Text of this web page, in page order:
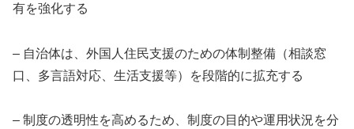
有を強化する
– 自治体は、外国人住民支援のための体制整備（相談窓
口、多言語対応、生活支援等）を段階的に拡充する
– 制度の透明性を高めるため、制度の目的や運用状況を分